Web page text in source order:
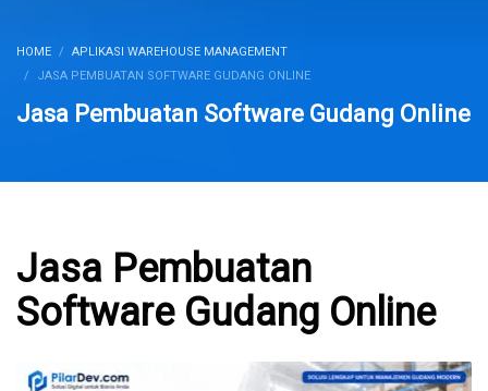
HOME
APLIKASI WAREHOUSE MANAGEMENT
JASA PEMBUATAN SOFTWARE GUDANG ONLINE
Jasa Pembuatan Software Gudang Online
Jasa Pembuatan
Software Gudang Online